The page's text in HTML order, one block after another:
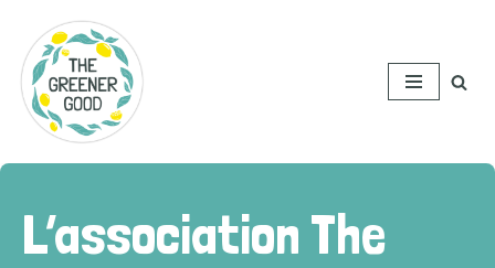
Aller
au
contenu
L’association The